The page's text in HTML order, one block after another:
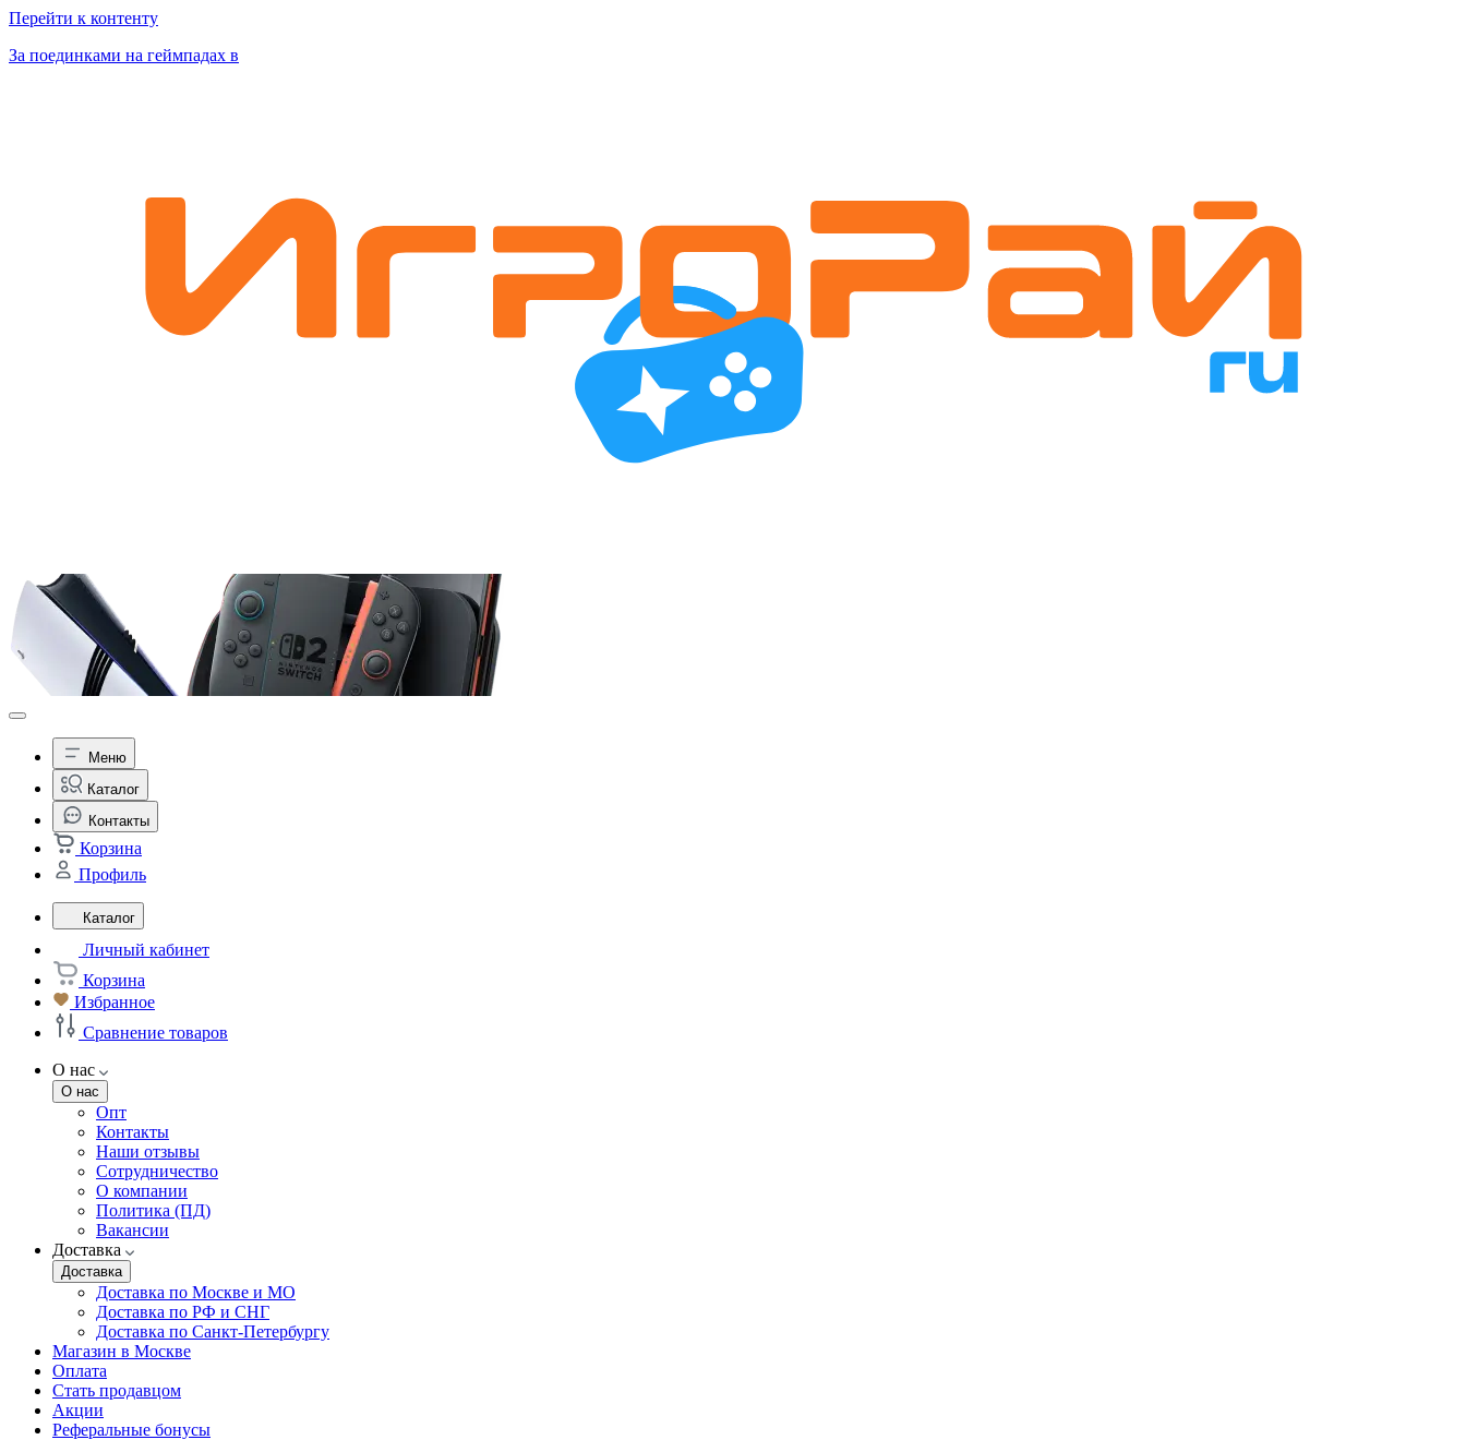
Перейти к контенту
За поединками на геймпадах в
Меню
Каталог
Контакты
Корзина
Профиль
Каталог
Личный кабинет
Корзина
Избранное
Сравнение товаров
О нас
О нас
Опт
Контакты
Наши отзывы
Сотрудничество
О компании
Политика (ПД)
Вакансии
Доставка
Доставка
Доставка по Москве и МО
Доставка по РФ и СНГ
Доставка по Санкт-Петербургу
Магазин в Москве
Оплата
Стать продавцом
Акции
Реферальные бонусы